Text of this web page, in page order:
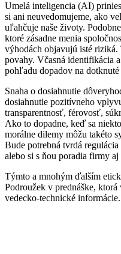
Umelá inteligencia (AI)
si ani neuvedomujeme, ako
uľahčuje naše životy.
ktoré zásadne menia
výhodách objavujú isté
povahy. Včasná identifikácia
pohľadu dopadov na
Snaha o dosiahnutie
dosiahnutie pozitívneho
transparentnosť, férovosť,
Ako to dopadne, keď sa
morálne dilemy môžu takéto
Bude potrebná tvrdá
alebo si s ňou poradia firmy aj
Týmto a mnohým ďalším
Podroužek v prednáške,
vedecko-technické informácie.